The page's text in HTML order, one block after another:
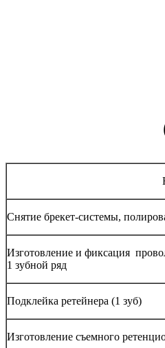
Снятие брекет-системы,
Изготовление и фиксация
1 зубной ряд
Подклейка ретейнера (1 зуб)
Изготовление съемного